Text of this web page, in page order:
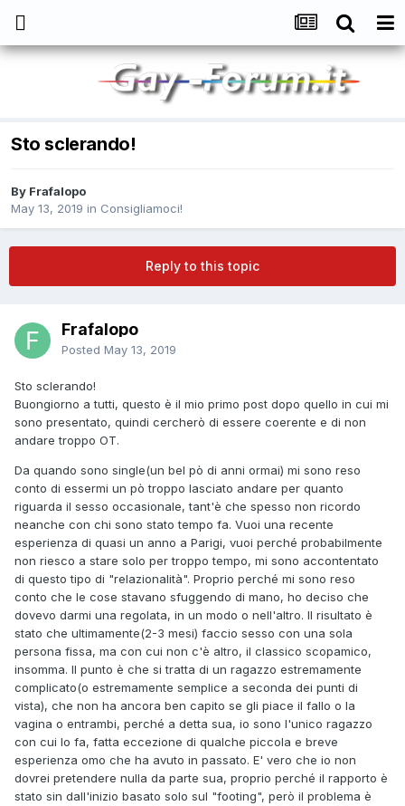
Sto sclerando!
By Frafalopo
May 13, 2019 in Consigliamoci!
Reply to this topic
Frafalopo
Posted May 13, 2019
Sto sclerando!
Buongiorno a tutti, questo è il mio primo post dopo quello in cui mi
sono presentato, quindi cercherò di essere coerente e di non
andare troppo OT.
Da quando sono single(un bel pò di anni ormai) mi sono reso
conto di essermi un pò troppo lasciato andare per quanto
riguarda il sesso occasionale, tant'è che spesso non ricordo
neanche con chi sono stato tempo fa. Vuoi una recente
esperienza di quasi un anno a Parigi, vuoi perché probabilmente
non riesco a stare solo per troppo tempo, mi sono accontentato
di questo tipo di "relazionalità". Proprio perché mi sono reso
conto che le cose stavano sfuggendo di mano, ho deciso che
dovevo darmi una regolata, in un modo o nell'altro. Il risultato è
stato che ultimamente(2-3 mesi) faccio sesso con una sola
persona fissa, ma con cui non c'è altro, il classico scopamico,
insomma. Il punto è che si tratta di un ragazzo estremamente
complicato(o estremamente semplice a seconda dei punti di
vista), che non ha ancora ben capito se gli piace il fallo o la
vagina o entrambi, perché a detta sua, io sono l'unico ragazzo
con cui lo fa, fatta eccezione di qualche piccola e breve
esperienza omo che ha avuto in passato. E' vero che io non
dovrei pretendere nulla da parte sua, proprio perché il rapporto è
stato sin dall'inizio basato solo sul "footing", però il problema è